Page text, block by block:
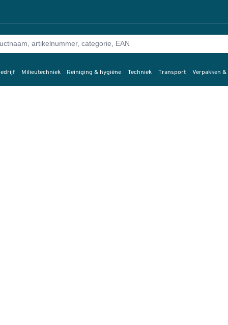
Milieutechniek Reiniging & hygiëne Techniek Transport Verpakken